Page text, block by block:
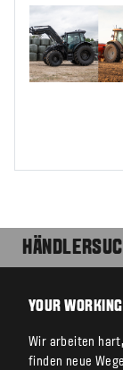
YOUR
Wir arbeiten
finden neue